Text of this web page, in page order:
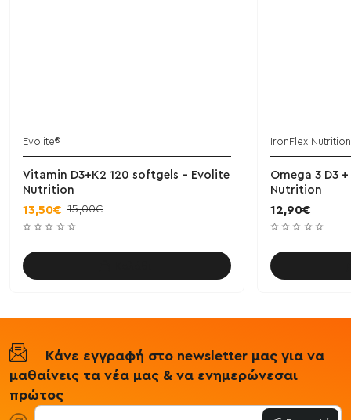
Evolite®
Vitamin D3+K2 120 softgels - Evolite
Nutrition
13,50€ 15,00€
IronFlex Nutrition
Omega 3 D3
Nutrition
12,90€
Κάνε εγγραφή στο newsletter μας για να
μαθαίνεις τα νέα μας & να ενημερώνεσαι
πρώτος